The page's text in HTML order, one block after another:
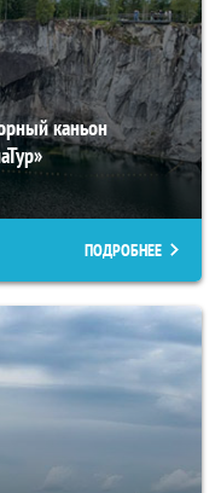
каньон
ПОДРОБНЕЕ